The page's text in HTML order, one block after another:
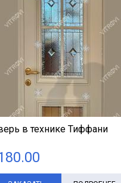
в технике Тиффани